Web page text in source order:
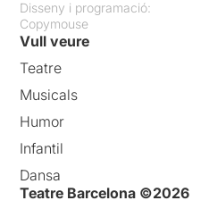
Disseny i programació:
Copymouse
Vull veure
Teatre
Musicals
Humor
Infantil
Dansa
Teatre Barcelona ©2026